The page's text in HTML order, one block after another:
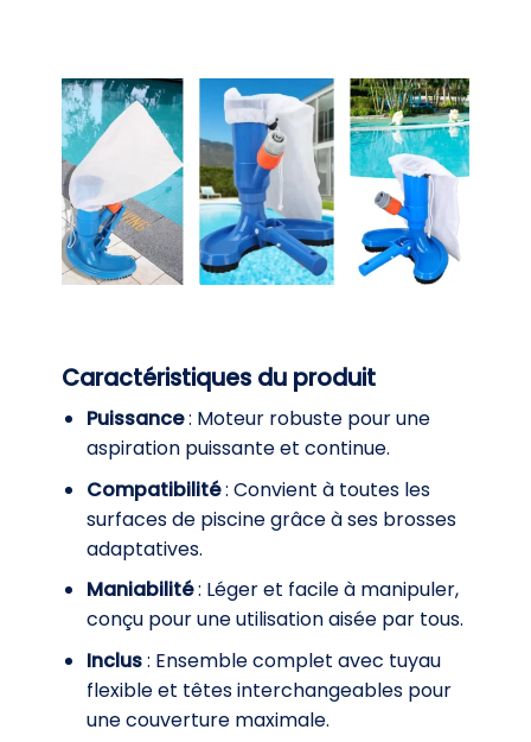
Caractéristiques du produit
Puissance: Moteur robuste pour une
aspiration puissante et continue.
Compatibilité: Convient à toutes les
surfaces de piscine grâce à ses brosses
adaptatives.
Maniabilité: Léger et facile à manipuler,
conçu pour une utilisation aisée par tous.
Inclus: Ensemble complet avec tuyau
flexible et têtes interchangeables pour
une couverture maximale.